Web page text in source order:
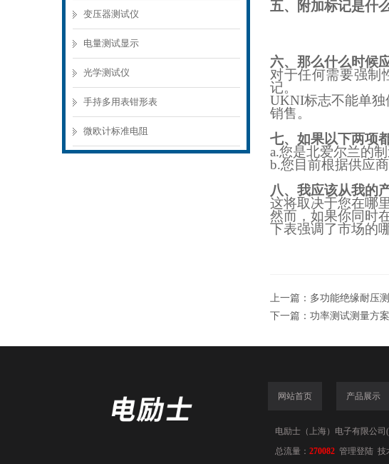
变压器测试仪
电量测试显示
光学测试仪
手持多用表钳形表
微欧计标准电阻
五、附加标记是什
六、那么什么时候
对于任何需要强制
记。
UKNI标志不能单
销售。
七、如果以下两项
a.您是北爱尔兰的
b.您目前根据供应
八、我应该从我的
这将取决于您在哪
然而，如果你同时
下表强调了市场的
上一篇： 多功能绝缘耐压
下一篇： 功率测试测量方
网站首页 产品展示
电励士（上海）电子有限公司
总流量： 270082 管理登陆 技